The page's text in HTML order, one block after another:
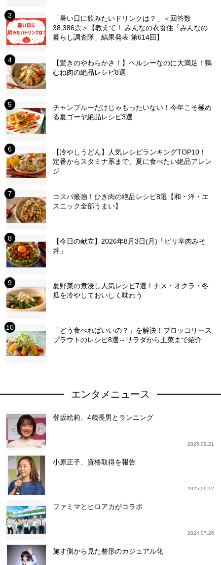
「暑い日に飲みたいドリンクは？」＜回答数
38,386票＞【教えて！ みんなの衣食住「みんなの
暮らし調査隊」結果発表 第614回】
【驚きのやわらかさ！】ヘルシーなのに大満足！鶏
むね肉の絶品レシピ8選
チャンプルーだけじゃもったいない！今年こそ極め
る夏ゴーヤ絶品レシピ3選
【冷やしうどん】人気レシピランキングTOP10！
定番からスタミナ系まで、夏に食べたい絶品アレン
ジ
コスパ最強！ひき肉の絶品レシピ8選【和・洋・エ
スニック全部うまい】
【今日の献立】2026年8月3日(月)「ピリ辛肉みそ
丼」
夏野菜の煮浸し人気レシピ7選！ナス・オクラ・冬
瓜を冷やしておいしく味わう
「どう食べればいいの？」を解決！ブロッコリース
プラウトのレシピ8選～サラダから主菜まで紹介
エンタメニュース
登坂絵莉、4歳長男とランニング
2025.09.21
小原正子、資格取得を報告
2025.09.12
ファミマとヒロアカがコラボ
2024.07.26
施す側から見た整形のカジュアル化